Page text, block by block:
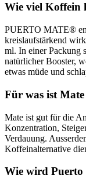
Wie viel Koffein
PUERTO MATE®
kreislaufstärkend
ml. In einer Packung
natürlicher Booster,
etwas müde und
Für was ist
Mate ist gut für die
Konzentration,
Verdauung.
Koffeinalternative
Wie wird Puerto